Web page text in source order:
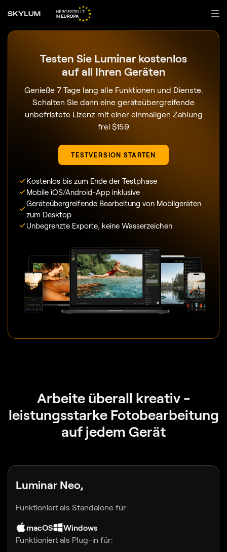
Testen Sie Luminar kostenlos
auf all Ihren Geräten
Genieße 7 Tage lang alle Funktionen und Dienste.
Schalten Sie dann eine geräteübergreifende
unbefristete Lizenz mit einer einmaligen Zahlung
frei $159
TESTVERSION STARTEN
Kostenlos bis zum Ende der Testphase
Mobile iOS/Android-App inklusive
Geräteübergreifende Bearbeitung von Mobilgeräten
zum Desktop
Unbegrenzte Exporte, keine Wasserzeichen
Arbeite überall kreativ -
leistungsstarke Fotobearbeitung
auf jedem Gerät
Luminar Neo,
Funktioniert als Standalone für:
macOS
Windows
Funktioniert als Plug-in für: